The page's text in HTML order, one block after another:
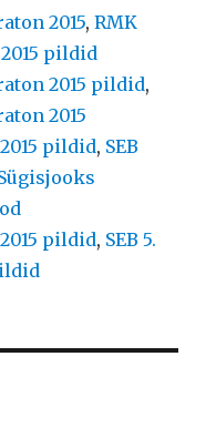
2015,RMK
pildid
2015 pildid,
2015
pildid, SEB
pildid, SEB 5.